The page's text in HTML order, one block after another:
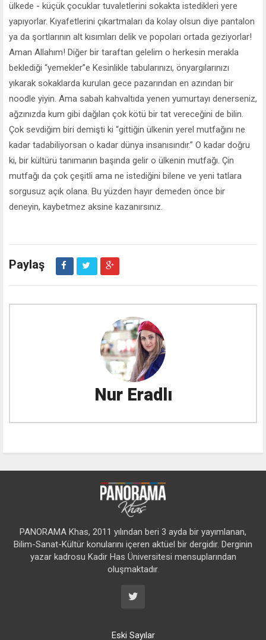
ülkede - küçük çocuklar tuvaletlerini sokakta istedikleri yere
yapıyorlar. Kıyafetlerini çıkartmaları da kolay olsun diye pantalon
ya da şortlarının alt kısımları delik ve popoları ortada geziyorlar!
Aman Allahım! Diğer bir taraftan gelelim o herkesin merakla
beklediği “yemekler”e Kesinlikle tabularınızı, önyargılarınızı
yıkarak sokaklarda kurulan gece pazarından en azından bir
noodle yiyin. Ama sabah kahvaltıda yenen yumurtayı denerseniz,
ağzınızda kum gibi dağılan çok kötü bir tat vereceğini de bilin.
Çok sevdiğim biri demişti ki “gittiğin ülkenin yerel mutfağını ne
kadar tadabiliyorsan o kadar dünya insanısındır.” O kadar doğru
ki, bir kültürü tanımanın başında gelir o ülkenin mutfağı. Çin
mutfağı da çok çeşitli ama ne istediğini bilene ve yeni tatlara
sorgusuz açık olana. Bu yüzden hayır demeden önce bir
deneyin, kaybetmez aksine kazanırsınız.
Paylaş
Nur Eradlı
PANORAMA Khas, 2011 yılından beri 3 ayda bir yayımlanan,
Bilim-Sanat-Kültür konularını içeren aktüel bir dergidir. Derginin
yazar kadrosu Kadir Has Üniversitesi mensuplarından
oluşmaktadır.
Eski Sayılar